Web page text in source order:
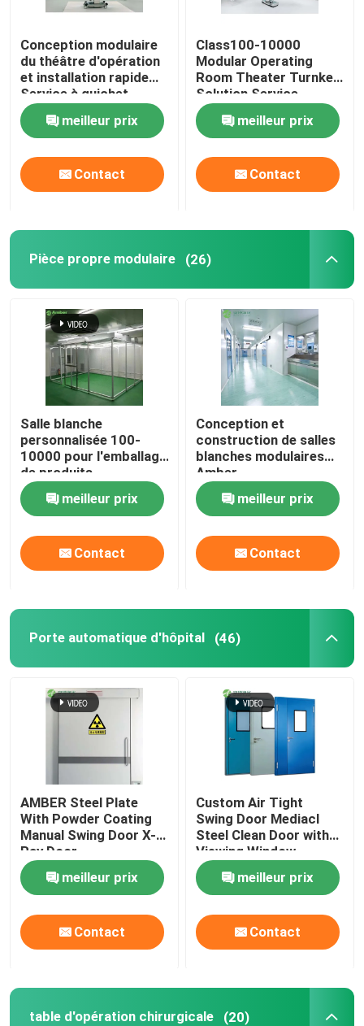
Panneaux "sandwich" de mur
douche d'air d'acier inoxydable
Boîte de passage d'acier inoxydable
Unité de filtre de ventilateur
air manipulant l'unité
Conception modulaire
du théâtre d'opération
et installation rapide
Service à guichet
unique
meilleur prix
Contact
Class100-10000
Modular Operating
Room Theater Turnkey
Solution Service
meilleur prix
Contact
Pièce propre modulaire (26)
Salle blanche
personnalisée 100-
10000 pour l'emballage
de produits
pharmaceutiques
meilleur prix
Contact
Conception et
construction de salles
blanches modulaires
Amber
meilleur prix
Contact
Porte automatique d'hôpital (46)
AMBER Steel Plate
With Powder Coating
Manual Swing Door X-
Ray Door
meilleur prix
Contact
Custom Air Tight
Swing Door Mediacl
Steel Clean Door with
Viewing Window
meilleur prix
Contact
table d'opération chirurgicale (20)